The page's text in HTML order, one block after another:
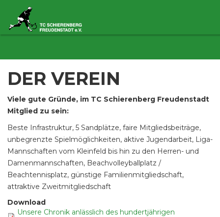
Inhalt
HAUPTNAVIGATION
DER VEREIN
Viele gute Gründe, im TC Schierenberg Freudenstadt
Mitglied zu sein:
Beste Infrastruktur, 5 Sandplätze, faire Mitgliedsbeiträge,
unbegrenzte Spielmöglichkeiten, aktive Jugendarbeit, Liga-
Mannschaften vom Kleinfeld bis hin zu den Herren- und
Damenmannschaften, Beachvolleyballplatz /
Beachtennisplatz, günstige Familienmitgliedschaft,
attraktive Zweitmitgliedschaft
Download
Unsere Chronik anlässlich des hundertjährigen